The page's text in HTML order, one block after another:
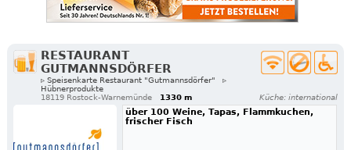
RESTAURANT
GUTMANNSDÖRFER
▹ Speisenkarte Restaurant "Gutmannsdörfer"
▹
Hübnerprodukte
18119 Rostock-Warnemünde
1330 m Küche: international
über 100 Weine, Tapas, Flammkuchen,
frischer Fisch